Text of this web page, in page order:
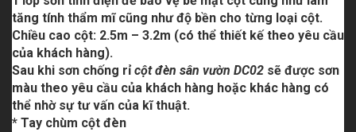
tăng tính thẩm mĩ cũng như độ bền cho từng loại cột.
Chiều cao cột: 2.5m – 3.2m (có thể thiết kế theo yêu cầu
của khách hàng).
Sau khi sơn chống rỉcột đèn sân vườn DC02 sẽ được sơn
màu theo yêu cầu của khách hàng hoặc khác hàng có
thể nhờ sự tư vấn của kĩ thuật.
* Tay chùm cột đèn